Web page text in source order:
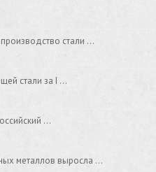
стали …
стали за I …
…
металлов выросла …